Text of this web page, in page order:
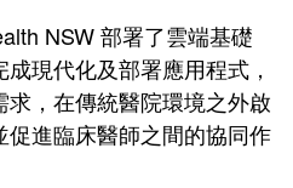
NSW 部署了雲端基礎
現代化及部署應用程式，
，在傳統醫院環境之外啟
進臨床醫師之間的協同作